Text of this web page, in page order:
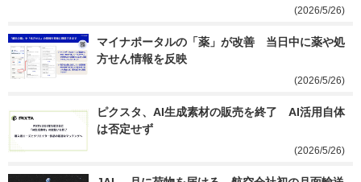
(2026/5/26)
マイナポータルの「薬」が改善　当日中に薬や処
方せん情報を反映
(2026/5/26)
ピクスタ、AI生成素材の販売を終了　AI活用自体
は否定せず
(2026/5/26)